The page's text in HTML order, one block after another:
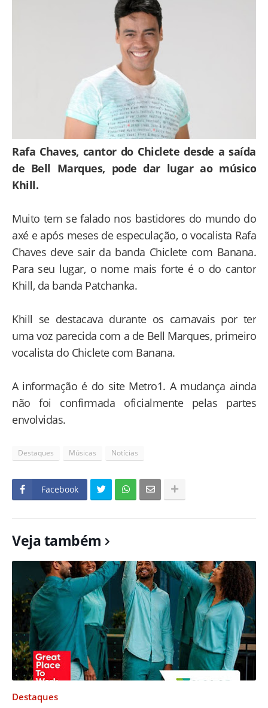
Rafa Chaves, cantor do Chiclete desde a saída
de Bell Marques, pode dar lugar ao músico
Khill.
Muito tem se falado nos bastidores do mundo do
axé e após meses de especulação, o vocalista Rafa
Chaves deve sair da banda Chiclete com Banana.
Para seu lugar, o nome mais forte é o do cantor
Khill, da banda Patchanka.
Khill se destacava durante os carnavais por ter
uma voz parecida com a de Bell Marques, primeiro
vocalista do Chiclete com Banana.
A informação é do site Metro1. A mudança ainda
não foi confirmada oficialmente pelas partes
envolvidas.
Destaques Músicas Notícias
Facebook
Veja também
Destaques